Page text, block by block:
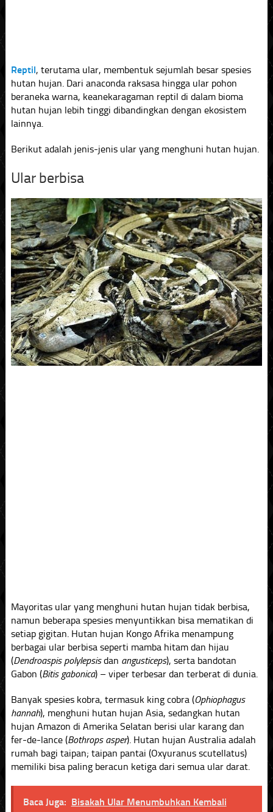
Reptil, terutama ular, membentuk sejumlah besar spesies
hutan hujan. Dari anaconda raksasa hingga ular pohon
beraneka warna, keanekaragaman reptil di dalam bioma
hutan hujan lebih tinggi dibandingkan dengan ekosistem
lainnya.
Berikut adalah jenis-jenis ular yang menghuni hutan hujan.
Ular berbisa
Mayoritas ular yang menghuni hutan hujan tidak berbisa,
namun beberapa spesies menyuntikkan bisa mematikan di
setiap gigitan. Hutan hujan Kongo Afrika menampung
berbagai ular berbisa seperti mamba hitam dan hijau
(Dendroaspis polylepsisdan angusticeps), serta bandotan
Gabon (Bitis gabonica) – viper terbesar dan terberat di dunia.
Banyak spesies kobra, termasuk king cobra (Ophiophagus
hannah), menghuni hutan hujan Asia, sedangkan hutan
hujan Amazon di Amerika Selatan berisi ular karang dan
fer-de-lance (Bothrops asper). Hutan hujan Australia adalah
rumah bagi taipan; taipan pantai (Oxyuranus scutellatus)
memiliki bisa paling beracun ketiga dari semua ular darat.
Baca Juga: Bisakah Ular Menumbuhkan Kembali